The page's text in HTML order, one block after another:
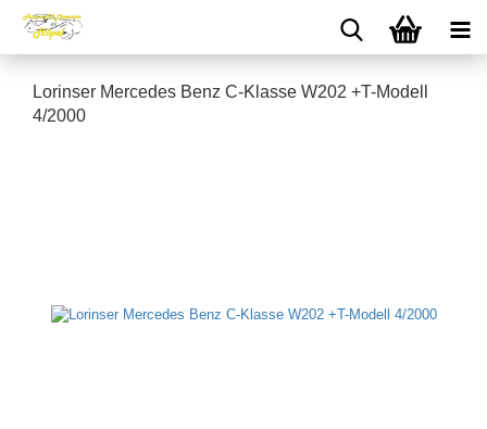
Lorinser Mercedes Benz C-Klasse W202 +T-Modell
4/2000